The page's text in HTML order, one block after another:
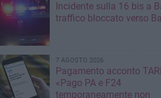
Incidente sulla 16 bis a
traffico bloccato verso
7 AGOSTO 2026
Pagamento acconto
«Pago PA e F24
temporaneamente non